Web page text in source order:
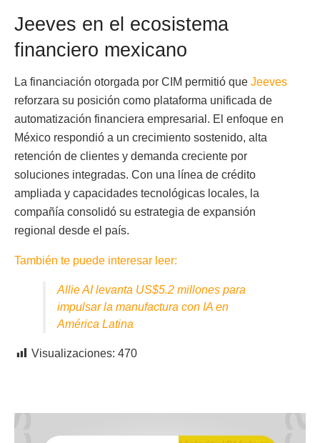
Jeeves en el ecosistema
financiero mexicano
La financiación otorgada por CIM permitió que Jeeves
reforzara su posición como plataforma unificada de
automatización financiera empresarial. El enfoque en
México respondió a un crecimiento sostenido, alta
retención de clientes y demanda creciente por
soluciones integradas. Con una línea de crédito
ampliada y capacidades tecnológicas locales, la
compañía consolidó su estrategia de expansión
regional desde el país.
También te puede interesar leer:
Allie AI levanta US$5.2 millones para
impulsar la manufactura con IA en
América Latina
Visualizaciones: 470